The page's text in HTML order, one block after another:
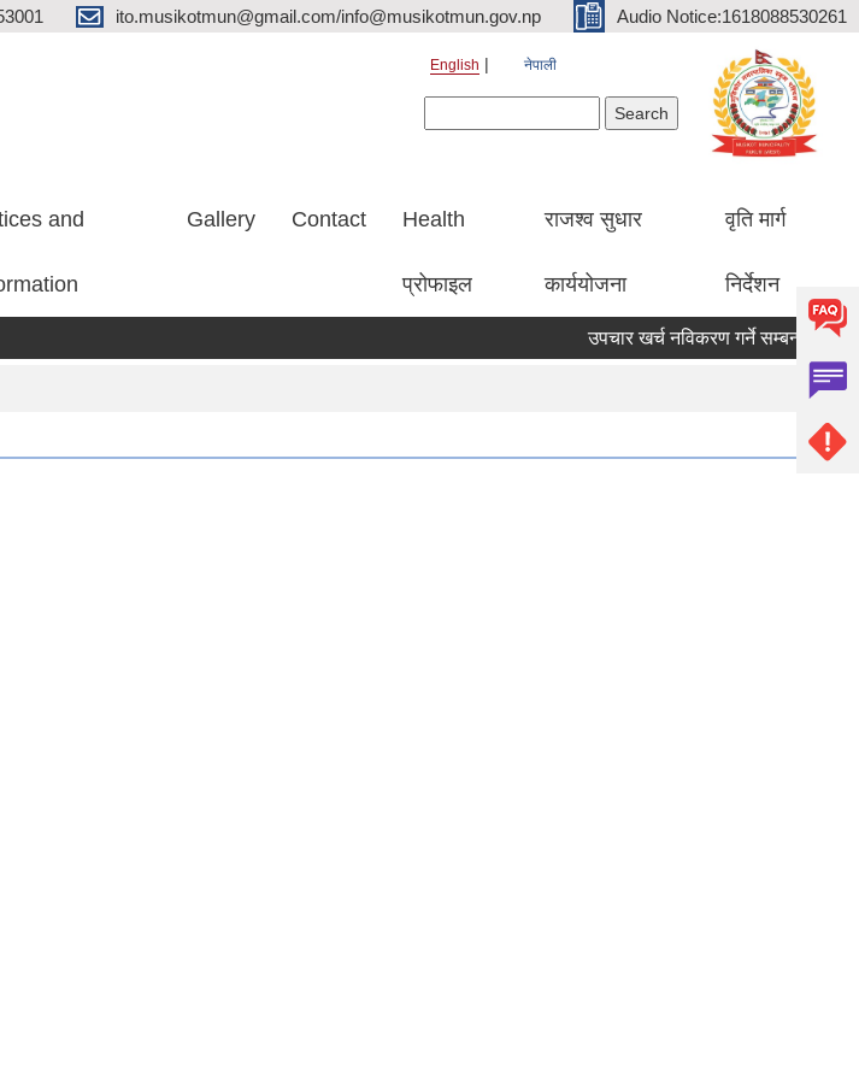
ito.musikotmun@gmail.com/info@musikotmun.gov.np Audio Notice:1618088530261
English नेपाली
and Gallery Contact Health
प्रोफाइल
राजश्व सुधार
कार्ययोजना
वृति मार्ग
निर्देशन
उपचार खर्च नविकरण गर्ने सम्बन्धमा